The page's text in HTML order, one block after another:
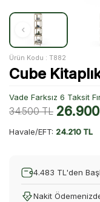
Ürün Kodu : T882
Cube
Vade Farksız 6 Taksit
34.500TL 26.900
Havale/EFT: 24.210 TL
4.483 TL'den
Nakit